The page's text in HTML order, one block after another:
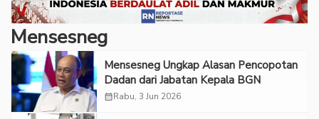
Mensesneg
Mensesneg Ungkap Alasan Pencopotan
Dadan dari Jabatan Kepala BGN
calendar_monthRabu, 3 Jun 2026